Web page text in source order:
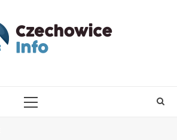
PRIMARY